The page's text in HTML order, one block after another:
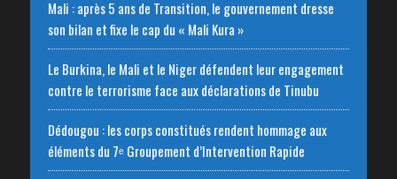
Mali : après 5 ans de Transition, le gouvernement dresse
son bilan et fixe le cap du « Mali Kura »
Le Burkina, le Mali et le Niger défendent leur engagement
contre le terrorisme face aux déclarations de Tinubu
Dédougou : les corps constitués rendent hommage aux
éléments du 7ᵉ Groupement d’Intervention Rapide